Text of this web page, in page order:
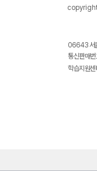
06643 서
통신판매
학습지원